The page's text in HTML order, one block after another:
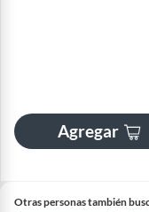
Agregar
Otras personas también